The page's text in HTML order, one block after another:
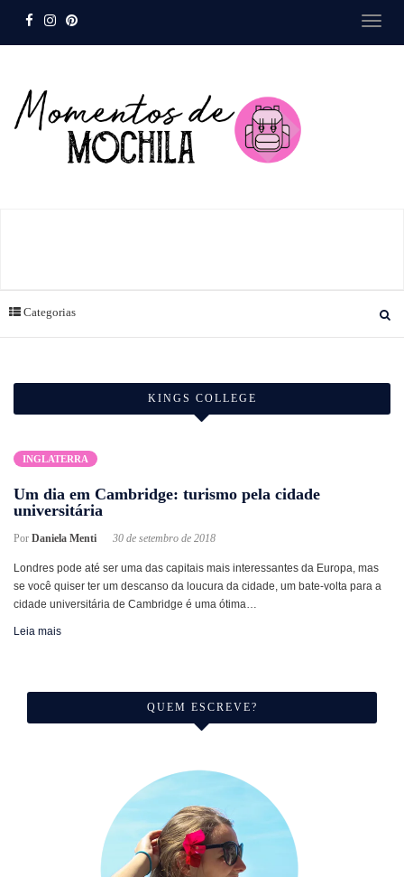
Categorias
KINGS COLLEGE
INGLATERRA
Um dia em Cambridge: turismo pela cidade
universitária
Por Daniela Menti 30 de setembro de 2018
Londres pode até ser uma das capitais mais interessantes da Europa, mas
se você quiser ter um descanso da loucura da cidade, um bate-volta para a
cidade universitária de Cambridge é uma ótima…
Leia mais
QUEM ESCREVE?